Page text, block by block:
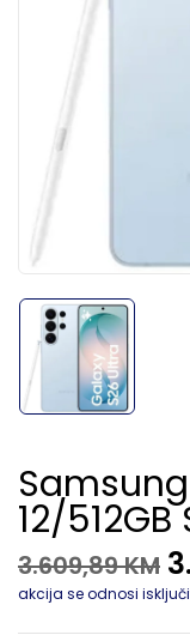
12/512GB
3.609,89KM
akcija se odnosi